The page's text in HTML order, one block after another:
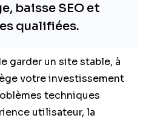
baisse SEO et
qualifiées.
garder un site stable, à
votre investissement
techniques
utilisateur, la